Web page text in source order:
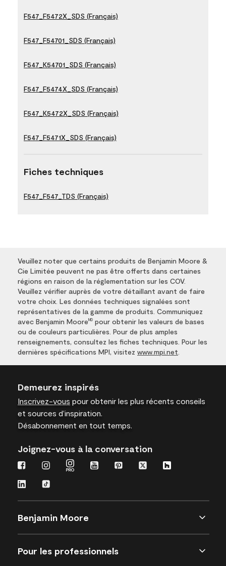
F547_F5472X_SDS (Français)
F547_F54701_SDS (Français)
F547_K54701_SDS (Français)
F547_F5474X_SDS (Français)
F547_K5472X_SDS (Français)
F547_F5471X_SDS (Français)
Fiches techniques
F547_F547_TDS (Français)
Veuillez noter que certains produits de Benjamin Moore &
Cie Limitée peuvent ne pas être offerts dans certaines
régions en raison de la réglementation sur les COV.
Veuillez vérifier auprès de votre détaillant avant de faire
votre choix. Les données techniques signalées sont
représentatives de la gamme de produits. Communiquez
avec Benjamin Moore MD pour obtenir les valeurs de bases
ou de couleurs particulières. Pour de plus amples
renseignements, consultez les fiches techniques. Pour les
dernières spécifications MPI, visitez www.mpi.net
Demeurez inspirés
Inscrivez-vous pour obtenir les plus récents conseils
et sources d’inspiration.
Désabonnement en tout temps.
Joignez-vous à la conversation
Benjamin Moore
Pour les professionnels